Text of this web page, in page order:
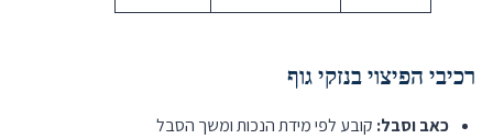
רכיבי הפיצוי בנזקי גוף
כאב וסבל: קובע לפי מידת הנכות ומשך הסבל